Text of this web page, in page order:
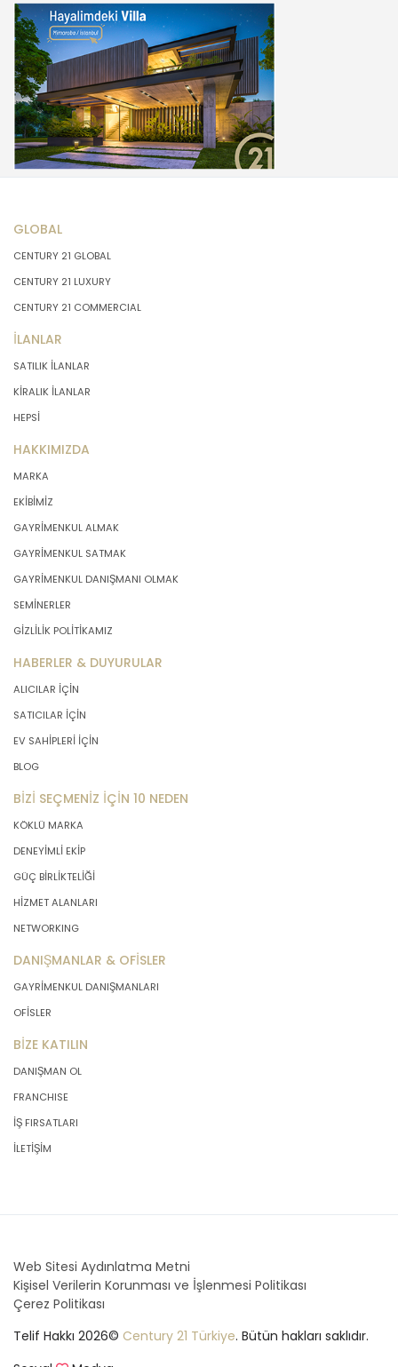
GLOBAL
CENTURY 21 GLOBAL
CENTURY 21 LUXURY
CENTURY 21 COMMERCIAL
İLANLAR
SATILIK İLANLAR
KİRALIK İLANLAR
HEPSİ
HAKKIMIZDA
MARKA
EKİBİMİZ
GAYRİMENKUL ALMAK
GAYRİMENKUL SATMAK
GAYRİMENKUL DANIŞMANI OLMAK
SEMİNERLER
GİZLİLİK POLİTİKAMIZ
HABERLER & DUYURULAR
ALICILAR İÇİN
SATICILAR İÇİN
EV SAHİPLERİ İÇİN
BLOG
BİZİ SEÇMENİZ İÇİN 10 NEDEN
KÖKLÜ MARKA
DENEYİMLİ EKİP
GÜÇ BİRLİKTELİĞİ
HİZMET ALANLARI
NETWORKING
DANIŞMANLAR & OFİSLER
GAYRİMENKUL DANIŞMANLARI
OFİSLER
BİZE KATILIN
DANIŞMAN OL
FRANCHISE
İŞ FIRSATLARI
İLETİŞİM
Web Sitesi Aydınlatma Metni
Kişisel Verilerin Korunması ve İşlenmesi Politikası
Çerez Politikası
Telif Hakkı 2026© Century 21 Türkiye. Bütün hakları saklıdır.